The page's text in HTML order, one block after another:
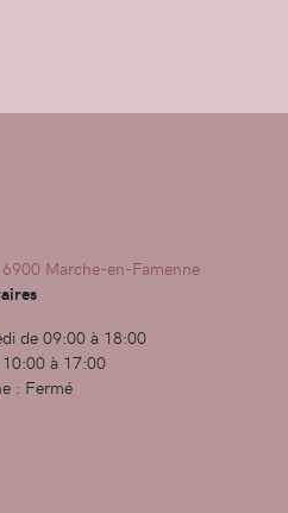
Marche-en-Famenne
de 09:00 à 18:00
10:00 à 17:00
: Fermé